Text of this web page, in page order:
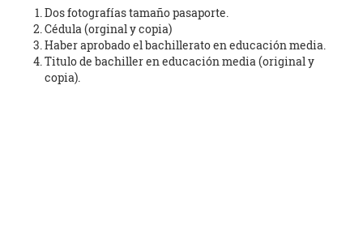
Dos fotografías tamaño pasaporte.
Cédula (orginal y copia)
Haber aprobado el bachillerato en educación media.
Titulo de bachiller en educación media (original y
copia).